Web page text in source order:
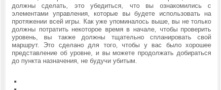
должны сделать, это убедиться, что вы ознакомились с
элементами управления, которые вы будете использовать на
протяжении всей игры. Как уже упоминалось выше, вы не только
должны потратить некоторое время в начале, чтобы проверить
уровень, вы также должны тщательно спланировать свой
маршрут. Это сделано для того, чтобы у вас было хорошее
представление об уровне, и вы можете продолжать добираться
до пункта назначения, не будучи убитым.